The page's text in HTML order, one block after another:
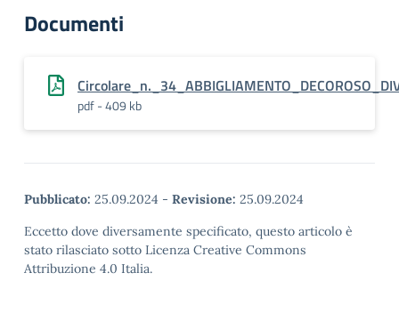
Documenti
pdf - 409 kb
Pubblicato: 25.09.2024 - Revisione: 25.09.2024
Eccetto dove diversamente specificato, questo articolo è
stato rilasciato sotto Licenza Creative Commons
Attribuzione 4.0 Italia.